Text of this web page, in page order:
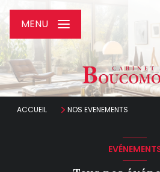
MENU
ACCUEIL NOS EVENEMENTS